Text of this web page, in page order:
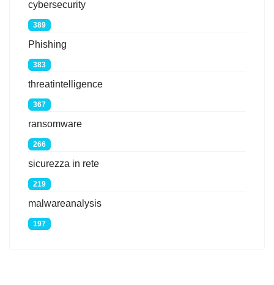
cybersecurity
389
Phishing
383
threatintelligence
367
ransomware
266
sicurezza in rete
219
malwareanalysis
197